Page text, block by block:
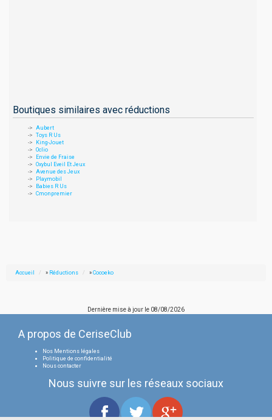
Boutiques similaires avec réductions
Aubert
Toys R Us
King-Jouet
Oclio
Envie de Fraise
Oxybul Eveil Et Jeux
Avenue des Jeux
Playmobil
Babies R Us
Cmonpremier
Accueil » Réductions » Cocoeko
Dernière mise à jour le 08/08/2026
A propos de CeriseClub
Nos Mentions légales
Politique de confidentialité
Nous contacter
Nous suivre sur les réseaux sociaux